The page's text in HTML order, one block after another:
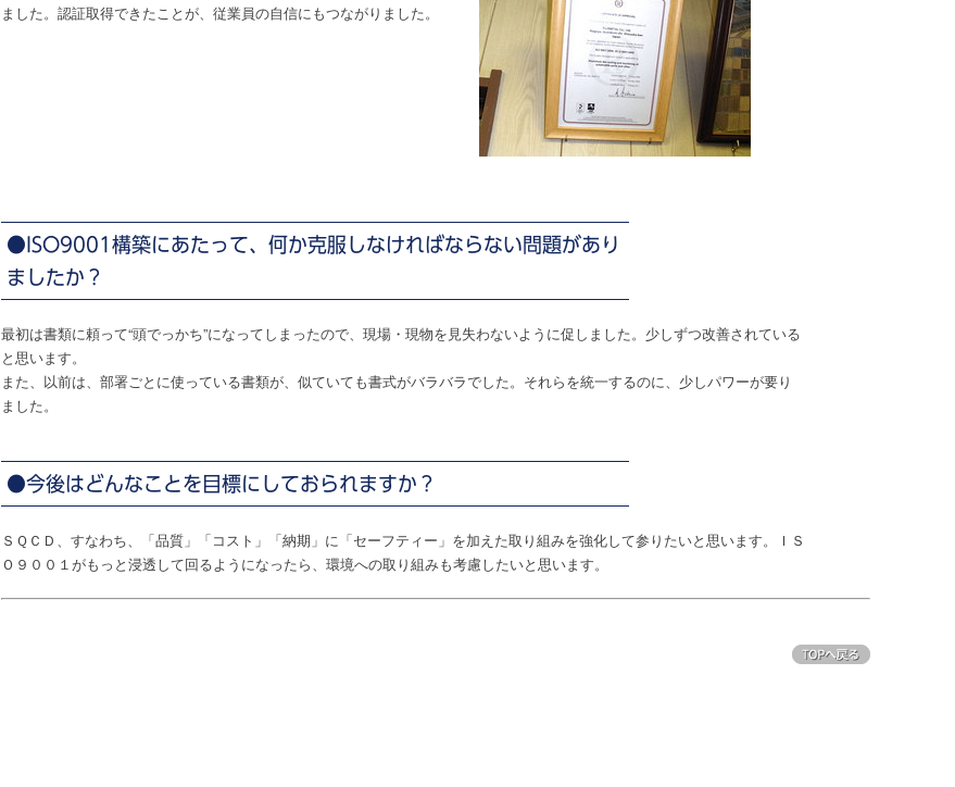
ました。認証取得できたことが、従業員の自信にもつながりました。
●ISO9001構築にあたって、何か克服しなければならない問題があり
ましたか？
最初は書類に頼って“頭でっかち”になってしまったので、現場・現物を見失わないように促しました。少しずつ改善されている
と思います。
また、以前は、部署ごとに使っている書類が、似ていても書式がバラバラでした。それらを統一するのに、少しパワーが要り
ました。
●今後はどんなことを目標にしておられますか？
ＳＱＣＤ、すなわち、「品質」「コスト」「納期」に「セーフティー」を加えた取り組みを強化して参りたいと思います。ＩＳ
Ｏ９００１がもっと浸透して回るようになったら、環境への取り組みも考慮したいと思います。